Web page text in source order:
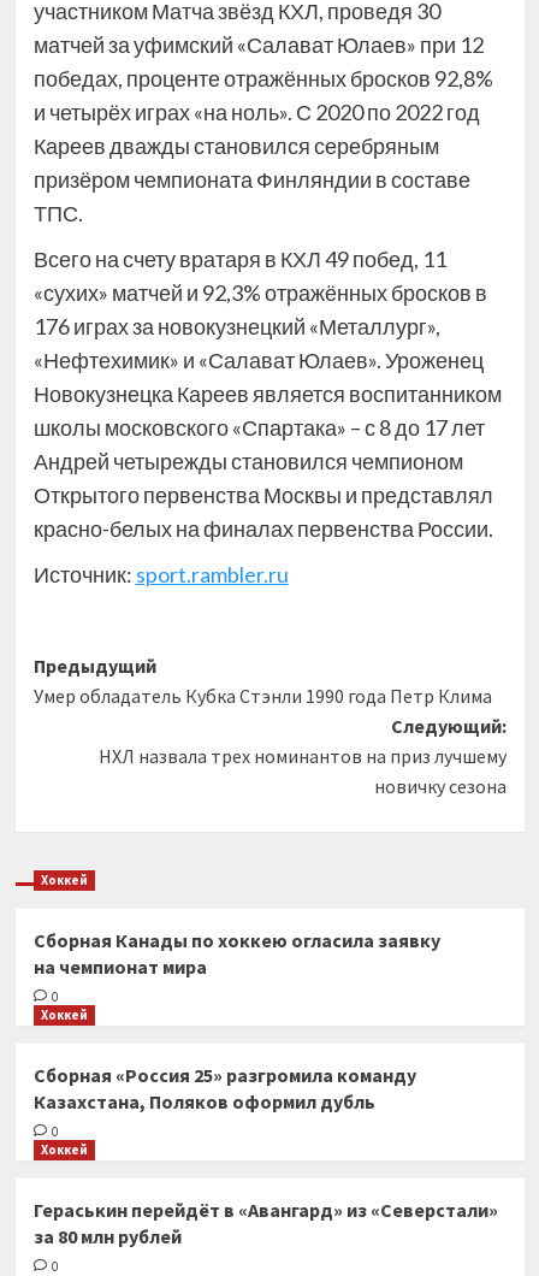
участником Матча звёзд КХЛ, проведя 30
матчей за уфимский «Салават Юлаев» при 12
победах, проценте отражённых бросков 92,8%
и четырёх играх «на ноль». С 2020 по 2022 год
Кареев дважды становился серебряным
призёром чемпионата Финляндии в составе
ТПС.
Всего на счету вратаря в КХЛ 49 побед, 11
«сухих» матчей и 92,3% отражённых бросков в
176 играх за новокузнецкий «Металлург»,
«Нефтехимик» и «Салават Юлаев». Уроженец
Новокузнецка Кареев является воспитанником
школы московского «Спартака» – с 8 до 17 лет
Андрей четырежды становился чемпионом
Открытого первенства Москвы и представлял
красно-белых на финалах первенства России.
Источник: sport.rambler.ru
Навигация
записи
Предыдущий
Умер обладатель Кубка Стэнли 1990 года Петр Клима
Следующий:
НХЛ назвала трех номинантов на приз лучшему
новичку сезона
Хоккей
Сборная Канады по хоккею огласила заявку
на чемпионат мира
0
Хоккей
Сборная «Россия 25» разгромила команду
Казахстана, Поляков оформил дубль
0
Хоккей
Гераськин перейдёт в «Авангард» из «Северстали»
за 80 млн рублей
0